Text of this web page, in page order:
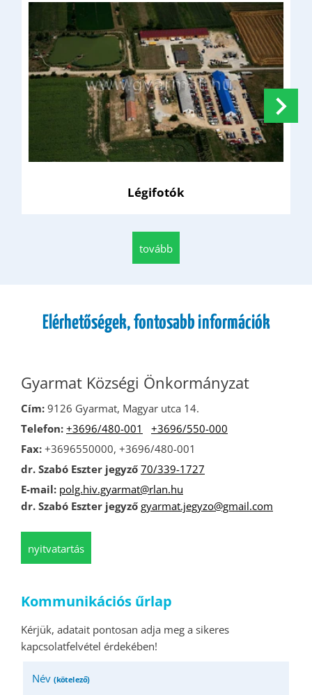
Légifotók
tovább
Elérhetőségek, fontosabb információk
Gyarmat Községi Önkormányzat
Cím: 9126 Gyarmat, Magyar utca 14.
Telefon: +3696/480-001
+3696/550-000
Fax: +3696550000, +3696/480-001
dr. Szabó Eszter jegyző 70/339-1727
E-mail: polg.hiv.gyarmat@rlan.hu
dr. Szabó Eszter jegyző gyarmat.jegyzo@gmail.com
nyitvatartás
Kommunikációs űrlap
Kérjük, adatait pontosan adja meg a sikeres
kapcsolatfelvétel érdekében!
Név (kötelező)